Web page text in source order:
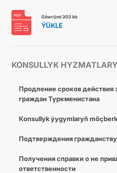
KONSULLYK HYZMATLARY
Продление сроков действия
граждан Туркменистана
Кonsullyk ýygymlaryň
Подтверждения гражданству
Получения справки о не
ответственности
Göwrümi 303 kb
ÝÜKLE